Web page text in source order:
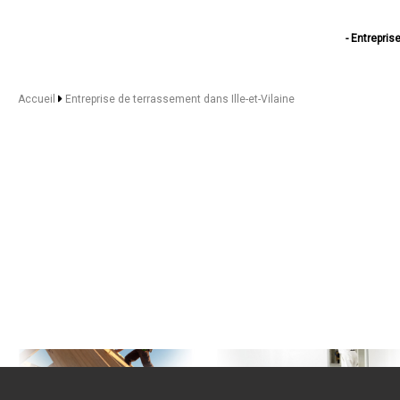
-
- Entreprise de
Accueil Entreprise de terrassement dans Ille-et-Vilaine